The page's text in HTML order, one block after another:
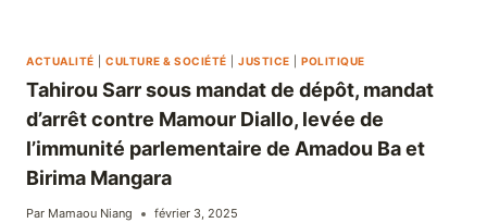
ACTUALITÉ CULTURE & SOCIÉTÉ JUSTICE POLITIQUE
Tahirou Sarr sous mandat de dépôt, mandat
d’arrêt contre Mamour Diallo, levée de
l’immunité parlementaire de Amadou Ba et
Birima Mangara
Par Mamaou Niang février 3, 2025